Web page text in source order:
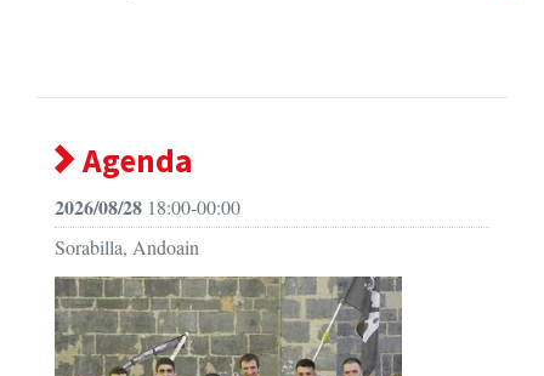
Agenda
2026/08/28 18:00-00:00
Sorabilla, Andoain